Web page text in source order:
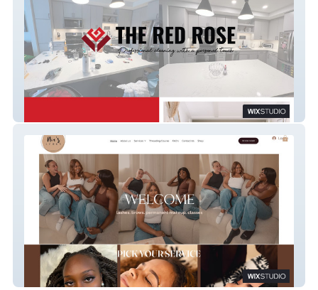
Nias Lewks